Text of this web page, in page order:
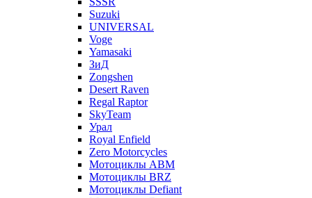
Suzuki
UNIVERSAL
Voge
Yamasaki
ЗиД
Zongshen
Desert Raven
Regal Raptor
SkyTeam
Урал
Royal Enfield
Zero Motorcycles
Мотоциклы ABM
Мотоциклы BRZ
Мотоциклы Defiant